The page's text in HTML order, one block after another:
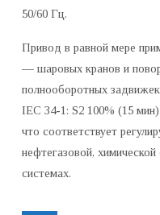
50/60 Гц.
Привод в равной мере
— шаровых кранов и
полнооборотных
IEC 34-1: S2 100% (15
что соответствует
нефтегазовой,
системах.